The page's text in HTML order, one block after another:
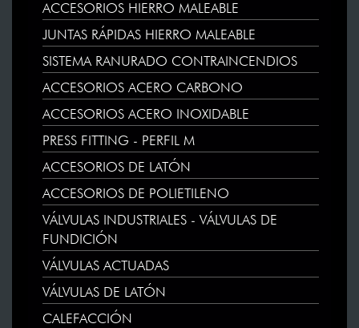
ACCESORIOS HIERRO MALEABLE
JUNTAS RÁPIDAS HIERRO MALEABLE
SISTEMA RANURADO CONTRAINCENDIOS
ACCESORIOS ACERO CARBONO
ACCESORIOS ACERO INOXIDABLE
PRESS FITTING - PERFIL M
ACCESORIOS DE LATÓN
ACCESORIOS DE POLIETILENO
VÁLVULAS INDUSTRIALES - VÁLVULAS DE
FUNDICIÓN
VÁLVULAS ACTUADAS
VÁLVULAS DE LATÓN
CALEFACCIÓN